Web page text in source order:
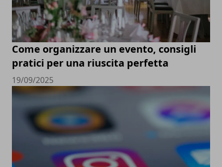
Come organizzare un evento, consigli
pratici per una riuscita perfetta
19/09/2025